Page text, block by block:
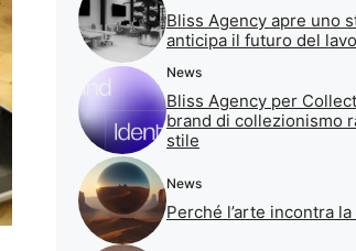
Bliss Agency apre uno
anticipa il futuro del
News
Bliss Agency per
brand di collezionismo
stile
News
Perché l’arte incontra